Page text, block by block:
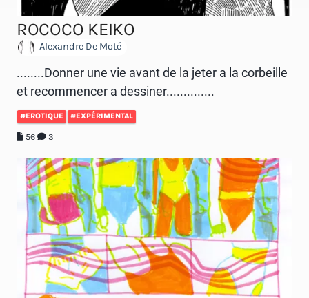
ROCOCO KEIKO
Alexandre De Moté
........Donner une vie avant de la jeter a la corbeille
et recommencer a dessiner..............
#EROTIQUE #EXPÉRIMENTAL
56 3